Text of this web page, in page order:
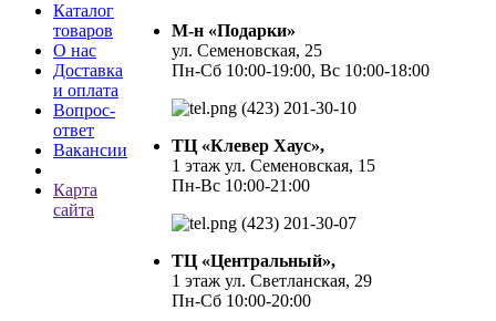
Каталог
товаров
О нас
Доставка
и оплата
Вопрос-
ответ
Вакансии
Карта
сайта
М-н «Подарки»
ул. Семеновская, 25
Пн-Сб 10:00-19:00, Вс 10:00-18:00
(423) 201-30-10
ТЦ «Клевер Хаус»,
1 этаж ул. Семеновская, 15
Пн-Вс 10:00-21:00
(423) 201-30-07
ТЦ «Центральный»,
1 этаж ул. Светланская, 29
Пн-Сб 10:00-20:00